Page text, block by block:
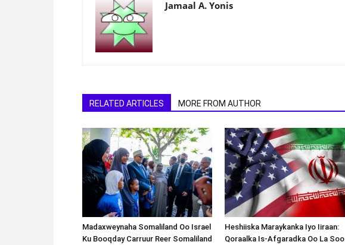
Jamaal A. Yonis
RELATED ARTICLES MORE FROM AUTHOR
Madaxweynaha Somaliland Oo Israel
Ku Booqday Carruur Reer Somaliland
Heshiiska Maraykanka Iyo Iiraan:
Qoraalka Is-Afgaradka Oo La Soo